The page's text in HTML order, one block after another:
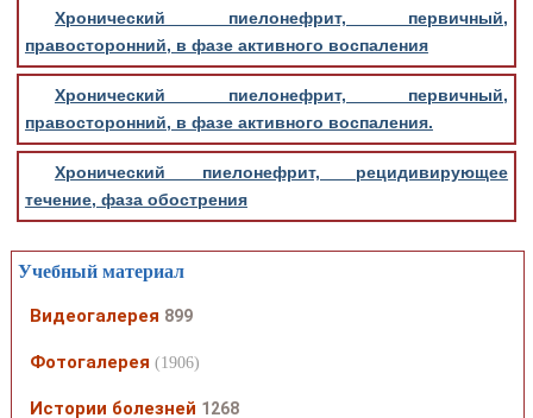
Хронический пиелонефрит, первичный,
правосторонний, в фазе активного воспаления
Хронический пиелонефрит, первичный,
правосторонний, в фазе активного воспаления.
Хронический пиелонефрит, рецидивирующее
течение, фаза обострения
Учебный материал
Видеогалерея 899
Фотогалерея (1906)
Истории болезней 1268